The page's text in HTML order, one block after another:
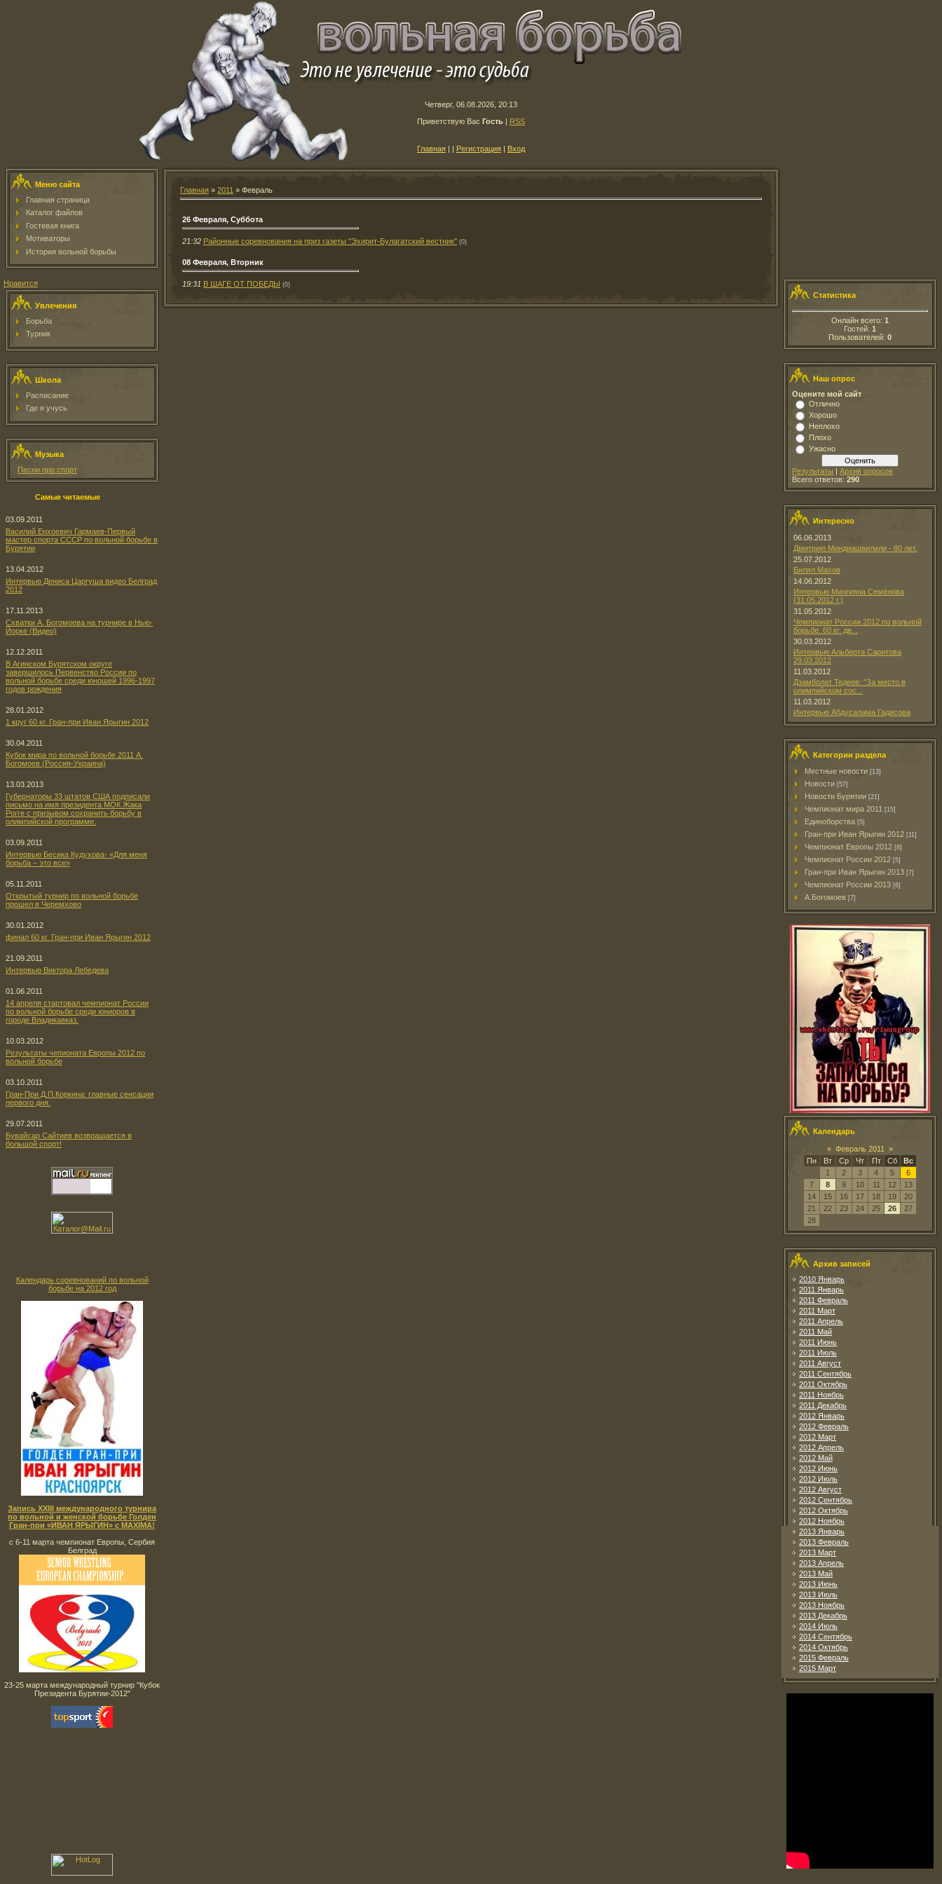
Четверг, 06.08.2026, 20:13
Приветствую Вас Гость | RSS
Главная | | Регистрация | Вход
Меню сайта
Главная страница
Каталог файлов
Гостевая книга
Мотиваторы
История вольной борьбы
Нравится
Увлечения
Борьба
Турник
Школа
Расписание
Где я учусь
Музыка
Песни про спорт
Самые читаемые
03.09.2011
Василий Енхоевич Гармаев-Первый
мастер спорта СССР по вольной борьбе в
Бурятии
13.04.2012
Интервью Дениса Царгуша видео Белград
2012
17.11.2013
Схватки А. Богомоева на турнире в Нью-
Йорке (Видео)
12.12.2011
В Агинском Бурятском округе
завершилось Первенство России по
вольной борьбе среди юношей 1996-1997
годов рождения
28.01.2012
1 круг 60 кг. Гран-при Иван Ярыгин 2012
30.04.2011
Кубок мира по вольной борьбе 2011 А.
Богомоев (Россия-Украина)
13.03.2013
Губернаторы 33 штатов США подписали
письмо на имя президента МОК Жака
Рогге с призывом сохранить борьбу в
олимпийской программе.
03.09.2011
Интервью Бесика Кудухова- «Для меня
борьба – это все»
05.11.2011
Открытый турнир по вольной борьбе
прошел в Черемхово
30.01.2012
финал 60 кг. Гран-при Иван Ярыгин 2012
21.09.2011
Интервью Виктора Лебедева
01.06.2011
14 апреля стартовал чемпионат России
по вольной борьбе среди юниоров в
городе Владикавказ.
10.03.2012
Результаты чепионата Европы 2012 по
вольной борьбе
03.10.2011
Гран-При Д.П.Коркина: главные сенсации
первого дня.
29.07.2011
Бувайсар Сайтиев возвращается в
большой спорт!
Календарь соревнований по вольной
борьбе на 2012 год
Запись XXIII международного турнира
по вольной и женской борьбе Голден
Гран-при «ИВАН ЯРЫГИН» с MAXIMA!
с 6-11 марта чемпионат Европы, Сербия
Белград
23-25 марта международный турнир "Кубок
Президента Бурятии-2012"
Главная » 2011 » Февраль
26 Февраля, Суббота
21:32 Районные соревнования на приз газеты "Эхирит-Булагатский вестник" (0)
08 Февраля, Вторник
19:31 В ШАГЕ ОТ ПОБЕДЫ (0)
Статистика
Онлайн всего: 1
Гостей: 1
Пользователей: 0
Наш опрос
Оцените мой сайт
Отлично
Хорошо
Неплохо
Плохо
Ужасно
Результаты | Архив опросов
Всего ответов: 290
Интересно
06.06.2013
Дмитрию Миндиашвилили - 80 лет.
25.07.2012
Билял Махов
14.06.2012
Интервью Мингияна Семёнова
(31.05.2012 г.)
31.05.2012
Чемпионат России 2012 по вольной
борьбе. 60 кг. дв...
30.03.2012
Интервью Альберта Саритова
29.03.2012
11.03.2012
Дзамболат Тедеев: "За место в
олимпийском сос...
11.03.2012
Интервью Абдусалама Гадисова
Категории раздела
Местные новости [13]
Новости [57]
Новости Бурятии [21]
Чемпионат мира 2011 [15]
Единоборства [5]
Гран-при Иван Ярыгин 2012 [11]
Чемпионат Европы 2012 [8]
Чемпионат России 2012 [5]
Гран-при Иван Ярыгин 2013 [7]
Чемпионат России 2013 [6]
А.Богомоев [7]
Календарь
« Февраль 2011
»
Пн
Вт Ср Чт Пт Сб
Вс
1
2 3 4 5
6
7
8 9 10 11 12
13
14
15 16 17 18 19
20
21
22 23 24 25 26
27
28
Архив записей
2010 Январь
2011 Январь
2011 Февраль
2011 Март
2011 Апрель
2011 Май
2011 Июнь
2011 Июль
2011 Август
2011 Сентябрь
2011 Октябрь
2011 Ноябрь
2011 Декабрь
2012 Январь
2012 Февраль
2012 Март
2012 Апрель
2012 Май
2012 Июнь
2012 Июль
2012 Август
2012 Сентябрь
2012 Октябрь
2012 Ноябрь
2013 Январь
2013 Февраль
2013 Март
2013 Апрель
2013 Май
2013 Июнь
2013 Июль
2013 Ноябрь
2013 Декабрь
2014 Июль
2014 Сентябрь
2014 Октябрь
2015 Февраль
2015 Март